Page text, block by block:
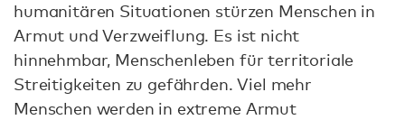
humanitären Situationen stürzen Menschen in
Armut und Verzweiflung. Es ist nicht
hinnehmbar, Menschenleben für territoriale
Streitigkeiten zu gefährden. Viel mehr
Menschen werden in extreme Armut